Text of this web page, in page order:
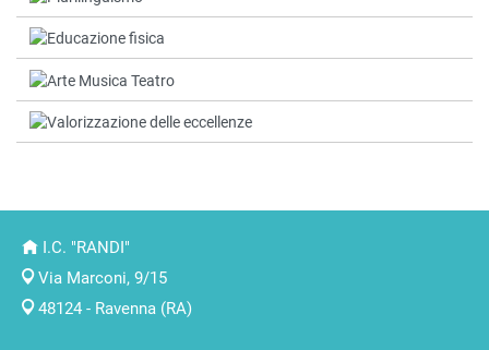
I.C. "RANDI"
Via Marconi, 9/15
48124 - Ravenna (RA)